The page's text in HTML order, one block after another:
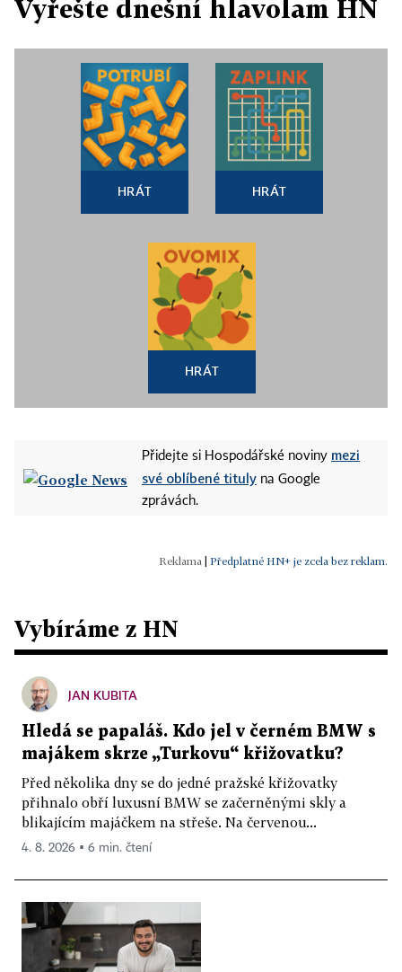
Vyřešte dnešní hlavolam HN
HRÁT HRÁT
HRÁT
Přidejte si Hospodářské noviny mezi
své oblíbené tituly na Google
zprávách.
Předplatné HN+ je zcela bez reklam.
Vybíráme z HN
JAN KUBITA
Hledá se papaláš. Kdo jel v černém BMW s
majákem skrze „Turkovu“ křižovatku?
Před několika dny se do jedné pražské křižovatky
přihnalo obří luxusní BMW se začerněnými skly a
blikajícím majáčkem na střeše. Na červenou...
4. 8. 2026 ▪ 6 min. čtení